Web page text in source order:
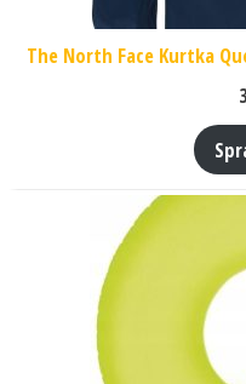
The North Face Kurtka